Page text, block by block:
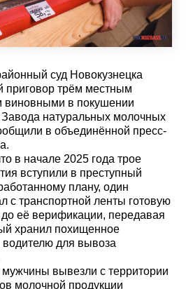
суд Новокузнецка
приговор трём местным
виновными в покушении
Завода натуральных молочных
в объединённой пресс-
в начале 2025 года трое
вступили в преступный
плану, один
с транспортной ленты готовую
её верификации, передавая
хранил похищенное
для вывоза
мужчины вывезли с территории
молочной продукции